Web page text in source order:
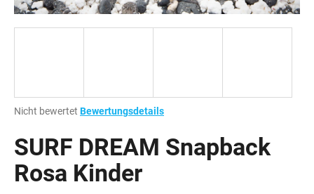
Die
Produktbewertung
ist
0,0
von
Nicht bewertet Bewertungsdetails
SURF DREAM Snapback
Rosa Kinder
W
r
e
m